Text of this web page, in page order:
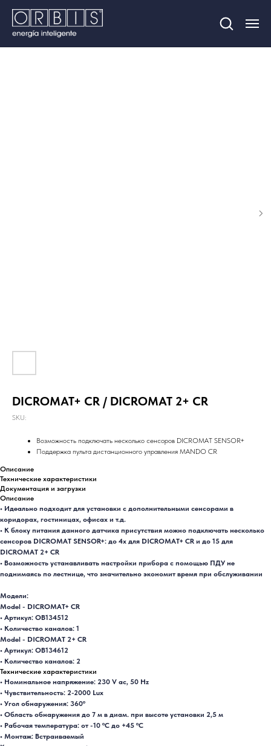
DICROMAT+ CR / DICROMAT 2+ CR
SKU:
Возможность подключать несколько сенсоров DICROMAT SENSOR+
Поддержка пульта дистанционного управления MANDO CR
Описание
Технические характеристики
Документация и загрузки
Описание
• Идеально подходит для установки с дополнительными сенсорами в
коридорах, гостиницах, офисах и т.д.
• К блоку питания данного датчика присутствия можно подключать несколько
сенсоров DICROMAT SENSOR+: до 4х для DICROMAT+ CR и до 15 для
DICROMAT 2+ CR
• Возможность устанавливать настройки прибора с помощью ПДУ не
поднимаясь по лестнице, что значительно экономит время при обслуживании
Модели:
Model - DICROMAT+ CR
• Артикул: OB134512
• Количество каналов: 1
Model - DICROMAT 2+ CR
• Артикул: OB134612
• Количество каналов: 2
Технические характеристики
• Номинальное напряжение: 230 V ac, 50 Hz
• Чувствительность: 2-2000 Lux
• Угол обнаружения: 360º
• Область обнаружения до 7 м в диам. при высоте установки 2,5 м
• Рабочая температура: от -10 ºC до +45 ºC
• Монтаж: Встраиваемый